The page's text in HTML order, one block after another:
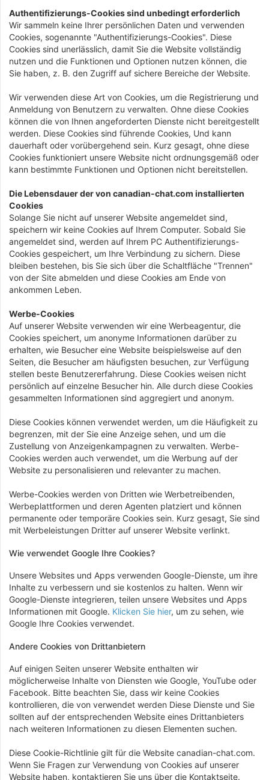
Authentifizierungs-Cookies sind unbedingt erforderlich
Wir sammeln keine Ihrer persönlichen Daten und verwenden
Cookies, sogenannte "Authentifizierungs-Cookies". Diese
Cookies sind unerlässlich, damit Sie die Website vollständig
nutzen und die Funktionen und Optionen nutzen können, die
Sie haben, z. B. den Zugriff auf sichere Bereiche der Website.
Wir verwenden diese Art von Cookies, um die Registrierung und
Anmeldung von Benutzern zu verwalten. Ohne diese Cookies
können die von Ihnen angeforderten Dienste nicht bereitgestellt
werden. Diese Cookies sind führende Cookies, Und kann
dauerhaft oder vorübergehend sein. Kurz gesagt, ohne diese
Cookies funktioniert unsere Website nicht ordnungsgemäß oder
kann bestimmte Funktionen und Optionen nicht bereitstellen.
Die Lebensdauer der von canadian-chat.com installierten
Cookies
Solange Sie nicht auf unserer Website angemeldet sind,
speichern wir keine Cookies auf Ihrem Computer. Sobald Sie
angemeldet sind, werden auf Ihrem PC Authentifizierungs-
Cookies gespeichert, um Ihre Verbindung zu sichern. Diese
bleiben bestehen, bis Sie sich über die Schaltfläche "Trennen"
von der Site abmelden und diese Cookies am Ende von
ankommen Leben.
Werbe-Cookies
Auf unserer Website verwenden wir eine Werbeagentur, die
Cookies speichert, um anonyme Informationen darüber zu
erhalten, wie Besucher eine Website beispielsweise auf den
Seiten, die Besucher am häufigsten besuchen, zur Verfügung
stellen beste Benutzererfahrung. Diese Cookies weisen nicht
persönlich auf einzelne Besucher hin. Alle durch diese Cookies
gesammelten Informationen sind aggregiert und anonym.
Diese Cookies können verwendet werden, um die Häufigkeit zu
begrenzen, mit der Sie eine Anzeige sehen, und um die
Zustellung von Anzeigenkampagnen zu verwalten. Werbe-
Cookies werden auch verwendet, um die Werbung auf der
Website zu personalisieren und relevanter zu machen.
Werbe-Cookies werden von Dritten wie Werbetreibenden,
Werbeplattformen und deren Agenten platziert und können
permanente oder temporäre Cookies sein. Kurz gesagt, Sie sind
mit Werbeleistungen Dritter auf unserer Website verlinkt.
Wie verwendet Google Ihre Cookies?
Unsere Websites und Apps verwenden Google-Dienste, um ihre
Inhalte zu verbessern und sie kostenlos zu halten. Wenn wir
Google-Dienste integrieren, teilen unsere Websites und Apps
Informationen mit Google. Klicken Sie hier, um zu sehen, wie
Google Ihre Cookies verwendet.
Andere Cookies von Drittanbietern
Auf einigen Seiten unserer Website enthalten wir
möglicherweise Inhalte von Diensten wie Google, YouTube oder
Facebook. Bitte beachten Sie, dass wir keine Cookies
kontrollieren, die von verwendet werden Diese Dienste und Sie
sollten auf der entsprechenden Website eines Drittanbieters
nach weiteren Informationen zu diesen Elementen suchen.
Diese Cookie-Richtlinie gilt für die Website canadian-chat.com.
Wenn Sie Fragen zur Verwendung von Cookies auf unserer
Website haben, kontaktieren Sie uns über die Kontaktseite.